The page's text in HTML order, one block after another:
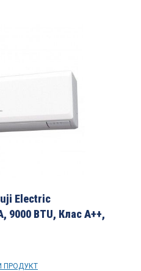
Electric
9000 BTU, Клас A++,
ПРОДУКТ